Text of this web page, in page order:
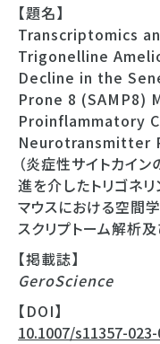
【題名】
Transcriptomics
Trigonelline
Decline in the
Prone 8 (SAMP8)
Proinflammatory
Neurotransmitter
（炎症性サイトカイ
進を介したトリゴネ
マウスにおける空間
スクリプトーム解析
【掲載誌】
GeroScience
【DOI】
10.1007/s11357-